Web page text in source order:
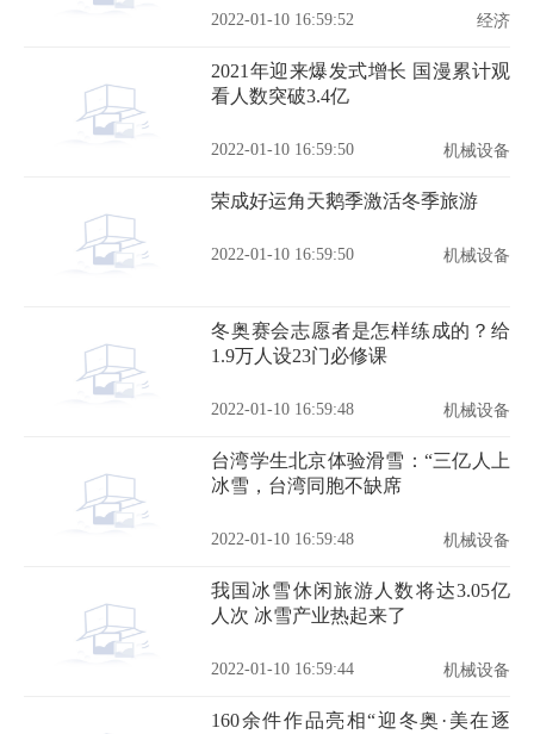
2022-01-10 16:59:52 经济
2021年迎来爆发式增长 国漫累计观
看人数突破3.4亿
2022-01-10 16:59:50 机械设备
荣成好运角天鹅季激活冬季旅游
2022-01-10 16:59:50 机械设备
冬奥赛会志愿者是怎样练成的？给
1.9万人设23门必修课
2022-01-10 16:59:48 机械设备
台湾学生北京体验滑雪：“三亿人上
冰雪，台湾同胞不缺席
2022-01-10 16:59:48 机械设备
我国冰雪休闲旅游人数将达3.05亿
人次 冰雪产业热起来了
2022-01-10 16:59:44 机械设备
160余件作品亮相“迎冬奥·美在逐